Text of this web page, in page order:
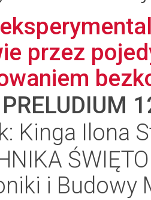
przez
PRELUDIUM
Kinga Ilona
i Budowy